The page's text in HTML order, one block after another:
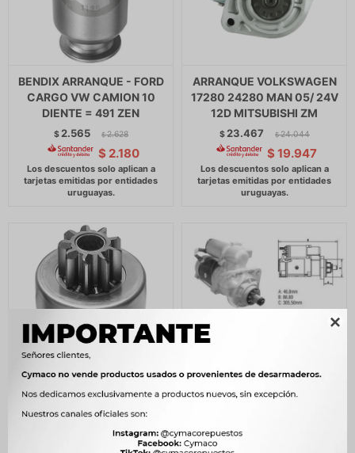

BENDIX ARRANQUE - FORD
CARGO VW CAMION 10
DIENTE = 491 ZEN
$ 2.565 $ 2.628
$ 2.180
ARRANQUE VOLKSWAGEN
17280 24280 MAN 05/ 24V
12D MITSUBISHI ZM
$ 23.467 $ 24.044
$ 19.947
4000 MWM WAPSA
9D=25Z ZEN
9160 12V10D